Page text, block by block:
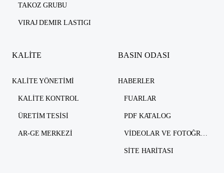
TAKOZ GRUBU
VIRAJ DEMIR LASTIGI
KALİTE
KALITE YÖNETIMI
KALITE KONTROL
ÜRETIM TESISI
AR-GE MERKEZI
BASIN ODASI
HABERLER
FUARLAR
PDF KATALOG
VIDEOLAR VE FOTOĞRAFLAR
SITE HARITASI